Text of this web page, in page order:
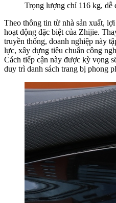
Trọng lượng chỉ 116 kg,
Theo thông tin từ nhà sản xuất,
hoạt động đặc biệt của Zhijie.
truyền thống, doanh nghiệp này
lực, xây dựng tiêu chuẩn công
Cách tiếp cận này được kỳ vọng
duy trì danh sách trang bị phong